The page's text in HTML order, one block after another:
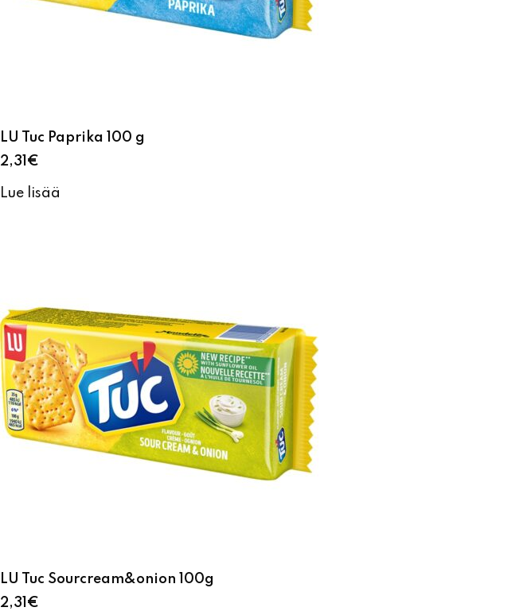
LU Tuc Paprika 100 g
2,31€
Lue lisää
LU Tuc Sourcream&onion 100g
2,31€